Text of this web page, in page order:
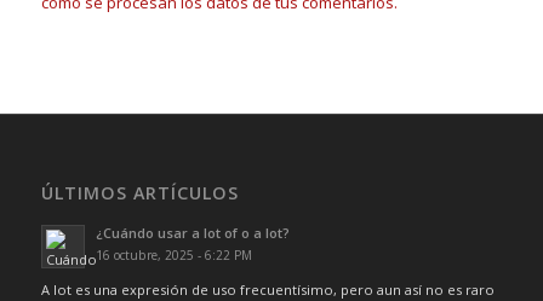
ÚLTIMOS ARTÍCULOS
¿Cuándo usar a lot of o a lot?
16 octubre, 2025 - 6:22 PM
A lot es una expresión de uso frecuentísimo, pero aun así no es raro